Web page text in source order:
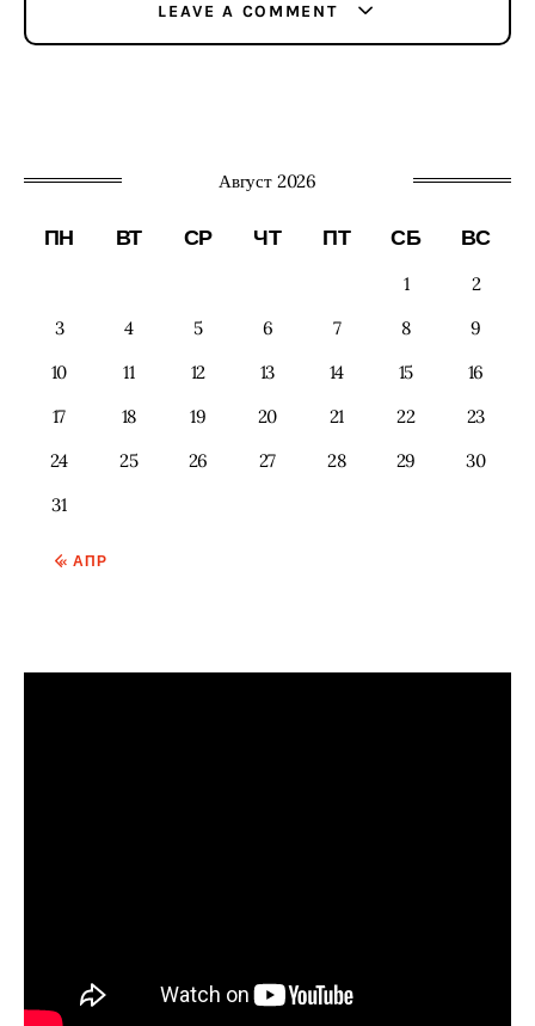
LEAVE A COMMENT
Август 2026
ПН ВТ СР ЧТ ПТ СБ ВС
1
2
3
4 5 6 7 8
9
10
11 12 13 14 15
16
17
18 19 20 21 22
23
24
25 26 27 28 29
30
31
« АПР